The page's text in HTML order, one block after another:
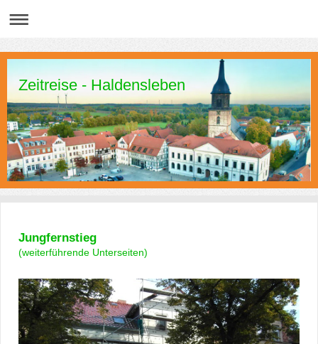
Zeitreise - Haldensleben
Jungfernstieg
(weiterführende Unterseiten)